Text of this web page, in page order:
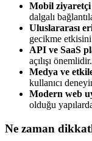
Mobil ziyaretçi
dalgalı
Uluslararası
gecikme
API ve SaaS
açılışı önemlidir.
Medya ve
kullanıcı
Modern web
olduğu
Ne zaman